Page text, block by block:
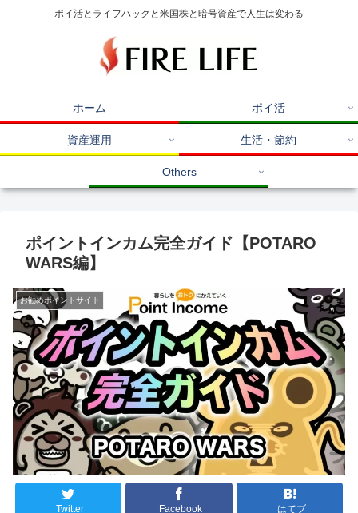
ポイ活とライフハックと米国株と暗号資産で人生は変わる
ホーム ポイ活
資産運用 生活・節約
Others
ポイントインカム完全ガイド【POTARO
WARS編】
お勧めポイントサイト
Twitter Facebook はてブ